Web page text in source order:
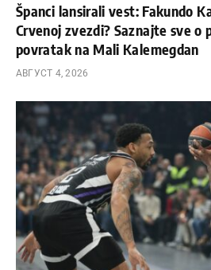
Španci lansirali vest: Fakundo
Crvenoj zvezdi? Saznajte sve o
povratak na Mali Kalemegdan
АВГУСТ 4, 2026